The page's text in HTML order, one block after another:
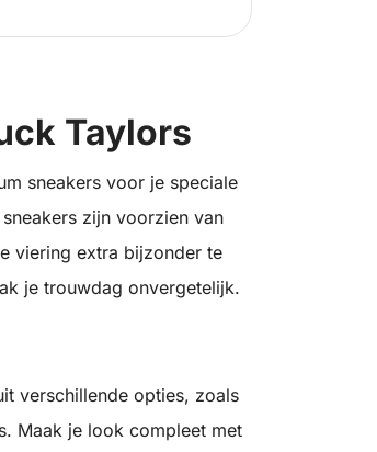
Taylors
sneakers voor je speciale
zijn voorzien van
viering extra bijzonder te
je trouwdag onvergetelijk.
verschillende opties, zoals
Maak je look compleet met